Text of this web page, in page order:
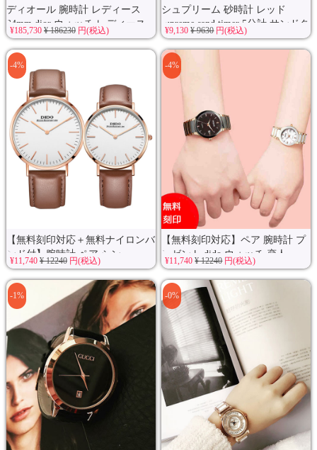
ディオール 腕時計 レディース
34mm dior ウォッチ レディース...
¥185,730 ¥ 186230円(税込)
シュプリーム 砂時計 レッド
supreme sand timer 5分計 サンドタ
イ...
¥9,130¥ 9630円(税込)
【無料刻印対応＋無料ナイロンバ
ンド付】腕時計 ペア シン...
-4%
¥11,740 ¥ 12240円(税込)
【無料刻印対応】ペア 腕時計 プ
レゼント dido ウォッチ 恋人...
-4%
¥11,740¥ 12240円(税込)
-1% -0%